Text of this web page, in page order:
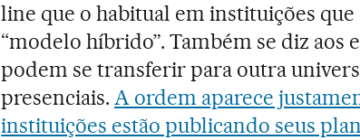
line que o habitual em instituições
“modelo híbrido”. Também se diz aos
podem se transferir para outra
presenciais.A ordem aparece
instituições estão publicando seus